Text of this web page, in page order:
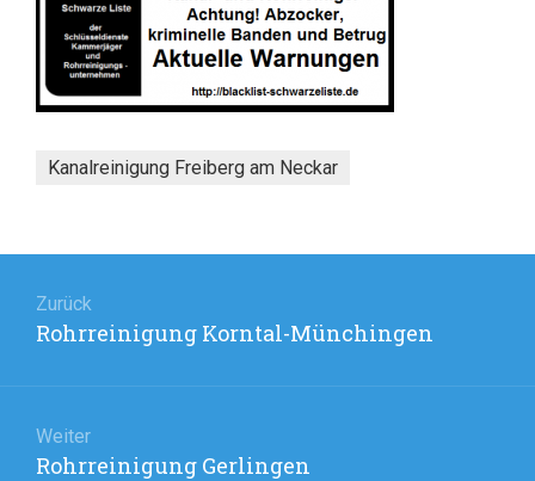
Kanalreinigung Freiberg am Neckar
Zurück
Vorheriger
Rohrreinigung Korntal-Münchingen
Weiter
Nächster
Rohrreinigung Gerlingen